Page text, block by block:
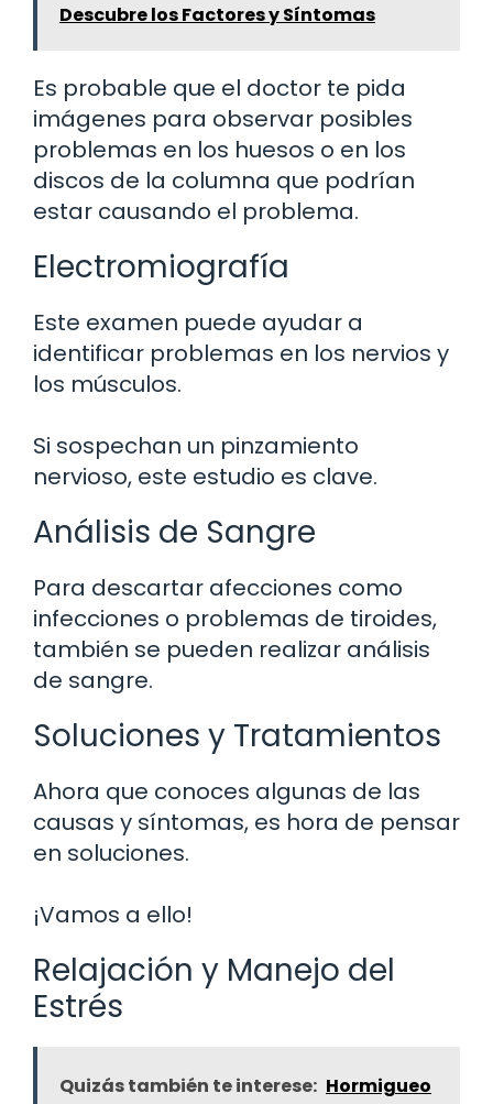
Descubre los Factores y Síntomas
Es probable que el doctor te pida
imágenes para observar posibles
problemas en los huesos o en los
discos de la columna que podrían
estar causando el problema.
Electromiografía
Este examen puede ayudar a
identificar problemas en los nervios y
los músculos.
Si sospechan un pinzamiento
nervioso, este estudio es clave.
Análisis de Sangre
Para descartar afecciones como
infecciones o problemas de tiroides,
también se pueden realizar análisis
de sangre.
Soluciones y Tratamientos
Ahora que conoces algunas de las
causas y síntomas, es hora de pensar
en soluciones.
¡Vamos a ello!
Relajación y Manejo del
Estrés
Quizás también te interese: Hormigueo